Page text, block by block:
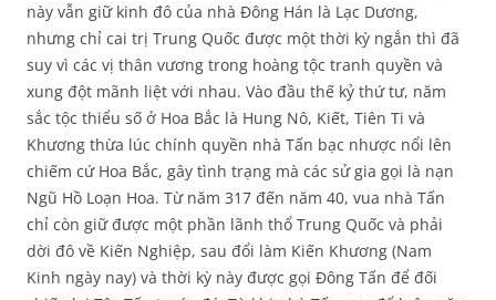
này vẫn giữ kinh đô của nhà Đông Hán là Lạc Dương,
nhưng chỉ cai trị Trung Quốc được một thời kỳ ngắn thì đã
suy vì các vị thân vương trong hoàng tộc tranh quyền và
xung đột mãnh liệt với nhau. Vào đầu thế kỷ thứ tư, năm
sắc tộc thiểu số ở Hoa Bắc là Hung Nô, Kiết, Tiên Ti và
Khương thừa lúc chính quyền nhà Tấn bạc nhược nổi lên
chiếm cứ Hoa Bắc, gây tình trạng mà các sử gia gọi là nạn
Ngũ Hồ Loạn Hoa. Từ năm 317 đến năm 40, vua nhà Tấn
chỉ còn giữ được một phần lãnh thổ Trung Quốc và phải
dời đô về Kiến Nghiệp, sau đổi làm Kiến Khương (Nam
Kinh ngày nay) và thời kỳ này được gọi Đông Tấn để đối